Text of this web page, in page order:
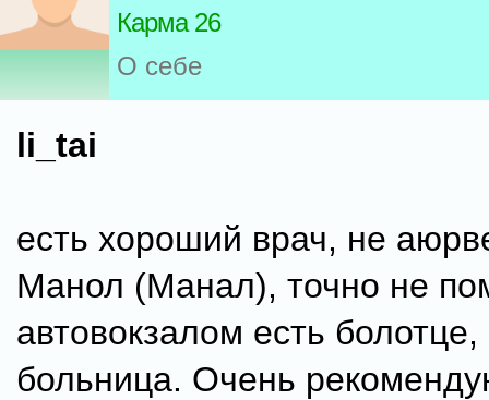
Карма 26
О себе
li_tai
есть хороший врач, не
Манол (Манал), точно не
автовокзалом есть
больница. Очень